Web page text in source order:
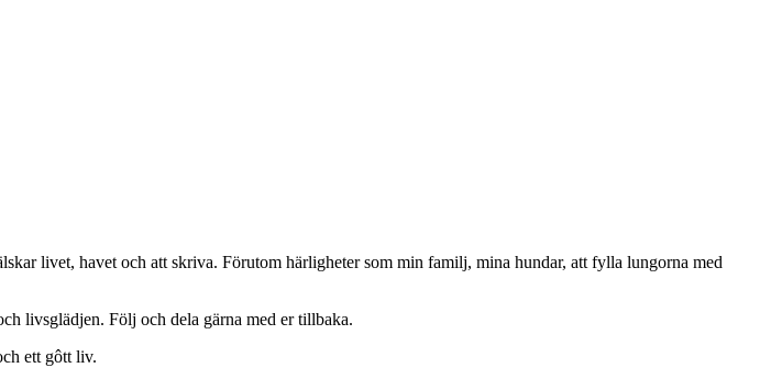
livet, havet och att skriva. Förutom härligheter som min familj, mina hundar, att fylla lungorna med
livsglädjen. Följ och dela gärna med er tillbaka.
ett gôtt liv.